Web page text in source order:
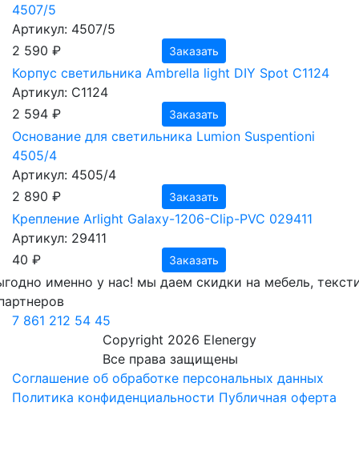
4507/5
Артикул: 4507/5
2 590 ₽
Заказать
Корпус светильника Ambrella light DIY Spot C1124
Артикул: C1124
2 594 ₽
Заказать
Основание для светильника Lumion Suspentioni
4505/4
Артикул: 4505/4
2 890 ₽
Заказать
Крепление Arlight Galaxy-1206-Clip-PVC 029411
Артикул: 29411
40 ₽
Заказать
именно у нас! мы даем скидки на мебель,
Copyright 2026 Elenergy
Все права защищены
7 861 212 54 45
Соглашение об обработке персональных данных
Политика конфиденциальности Публичная оферта